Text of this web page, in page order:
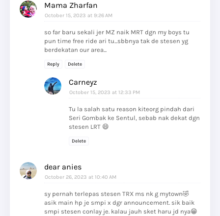
Mama Zharfan
October 15, 2023 at 9:26 AM
so far baru sekali jer MZ naik MRT dgn my boys tu
pun time free ride ari tu...sbbnya tak de stesen yg
berdekatan our area...
Reply Delete
Carneyz
October 15, 2023 at 12:33 PM
Tu la salah satu reason kiteorg pindah dari
Seri Gombak ke Sentul, sebab nak dekat dgn
stesen LRT 😄
Delete
dear anies
October 26, 2023 at 10:40 AM
sy pernah terlepas stesen TRX ms nk g mytown🤣
asik main hp je smpi x dgr announcement. sik baik
smpi stesen conlay je. kalau jauh sket haru jd nya😁